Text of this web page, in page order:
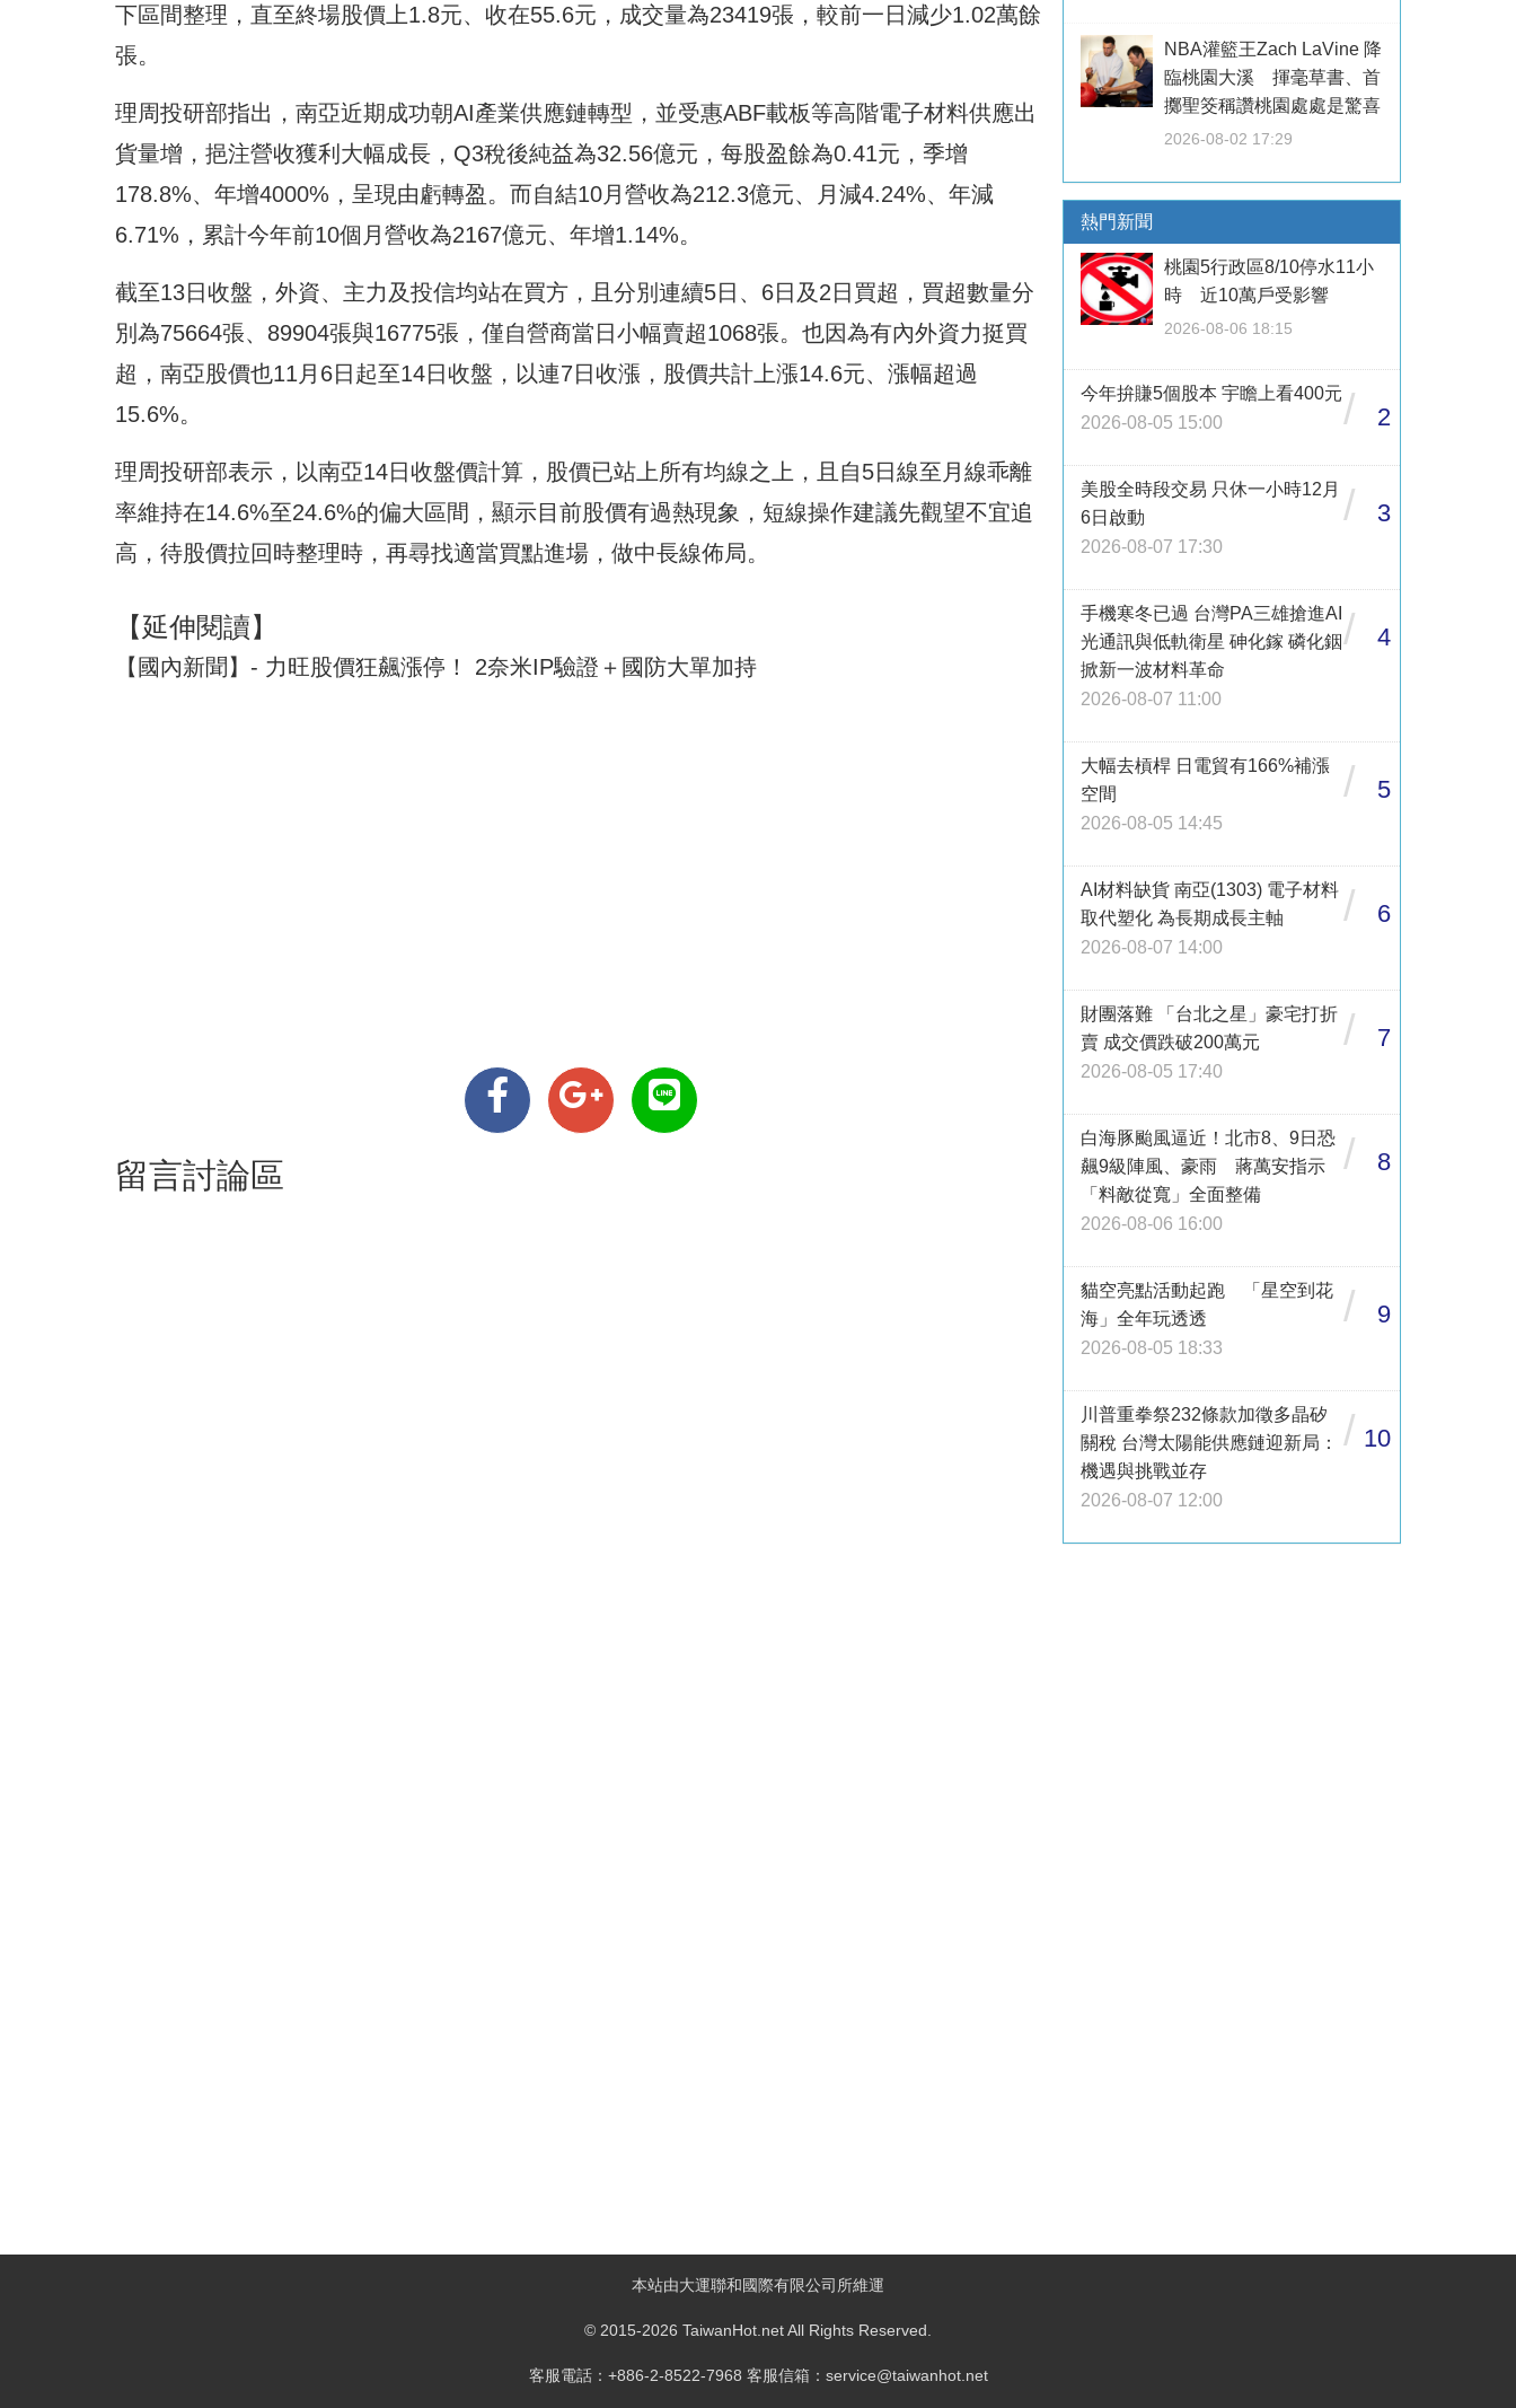
下區間整理，直至終場股價上1.8元、收在55.6元，成交量為23419張，較前一日減少1.02萬餘
張。
理周投研部指出，南亞近期成功朝AI產業供應鏈轉型，並受惠ABF載板等高階電子材料供應出
貨量增，挹注營收獲利大幅成長，Q3稅後純益為32.56億元，每股盈餘為0.41元，季增
178.8%、年增4000%，呈現由虧轉盈。而自結10月營收為212.3億元、月減4.24%、年減
6.71%，累計今年前10個月營收為2167億元、年增1.14%。
截至13日收盤，外資、主力及投信均站在買方，且分別連續5日、6日及2日買超，買超數量分
別為75664張、89904張與16775張，僅自營商當日小幅賣超1068張。也因為有內外資力挺買
超，南亞股價也11月6日起至14日收盤，以連7日收漲，股價共計上漲14.6元、漲幅超過
15.6%。
理周投研部表示，以南亞14日收盤價計算，股價已站上所有均線之上，且自5日線至月線乖離
率維持在14.6%至24.6%的偏大區間，顯示目前股價有過熱現象，短線操作建議先觀望不宜追
高，待股價拉回時整理時，再尋找適當買點進場，做中長線佈局。
【延伸閱讀】
【國內新聞】- 力旺股價狂飆漲停！ 2奈米IP驗證＋國防大單加持
留言討論區
NBA灌籃王Zach LaVine 降
臨桃園大溪 揮毫草書、首
擲聖筊稱讚桃園處處是驚喜
2026-08-02 17:29
熱門新聞
桃園5行政區8/10停水11小
時 近10萬戶受影響
2026-08-06 18:15
今年拚賺5個股本 宇瞻上看400元
2026-08-05 15:00
/ 2
美股全時段交易 只休一小時12月
6日啟動
2026-08-07 17:30
/ 3
手機寒冬已過 台灣PA三雄搶進AI
光通訊與低軌衛星 砷化鎵 磷化銦
掀新一波材料革命
2026-08-07 11:00
/ 4
大幅去槓桿 日電貿有166%補漲
空間
2026-08-05 14:45
/ 5
AI材料缺貨 南亞(1303) 電子材料
取代塑化 為長期成長主軸
2026-08-07 14:00
/ 6
財團落難 「台北之星」豪宅打折
賣 成交價跌破200萬元
2026-08-05 17:40
/ 7
白海豚颱風逼近！北市8、9日恐
飆9級陣風、豪雨 蔣萬安指示
「料敵從寬」全面整備
2026-08-06 16:00
/ 8
貓空亮點活動起跑 「星空到花
海」全年玩透透
2026-08-05 18:33
/ 9
川普重拳祭232條款加徵多晶矽
關稅 台灣太陽能供應鏈迎新局：
機遇與挑戰並存
2026-08-07 12:00
/ 10
本站由大運聯和國際有限公司所維運
© 2015-2026 TaiwanHot.net All Rights Reserved.
客服電話：+886-2-8522-7968 客服信箱：service@taiwanhot.net